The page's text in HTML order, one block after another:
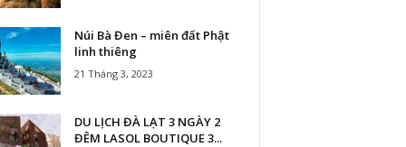
Núi Bà Đen – miên đất Phật
linh thiêng
21 Tháng 3, 2023
DU LỊCH ĐÀ LẠT 3 NGÀY 2
ĐÊM LASOL BOUTIQUE 3...